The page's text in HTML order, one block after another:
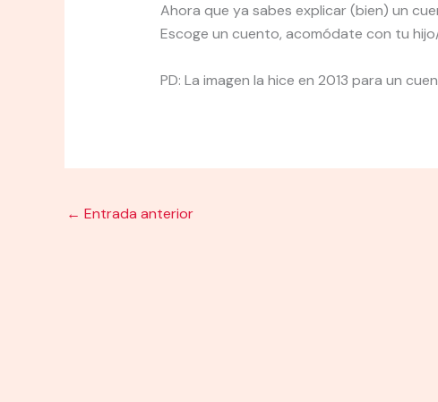
Ahora que ya sabes explicar (bien) un
Escoge un cuento, acomódate con tu
PD: La imagen la hice en 2013 para un
← Entrada anterior